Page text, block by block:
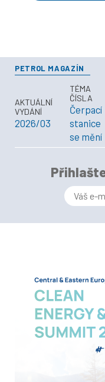
PETROL MAGAZÍN
AKTUÁLNÍ
VYDÁNÍ
2026/03
TÉMA
ČÍSLA
Čerpací
stanice
se mění